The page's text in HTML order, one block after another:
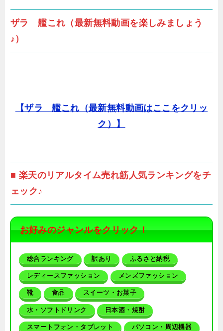
ザラ 艦これ（最新無料動画を楽しみましょう
♪）
【ザラ 艦これ（最新無料動画はここをクリッ
ク）】
■ 楽天のリアルタイム売れ筋人気ランキングをチ
ェック♪
お好みのジャンルをクリック！
総合ランキング 訳あり ふるさと納税
レディースファッション メンズファッション
靴 食品 スイーツ・お菓子
水・ソフトドリンク 日本酒・焼酎
スマートフォン・タブレット パソコン・周辺機器